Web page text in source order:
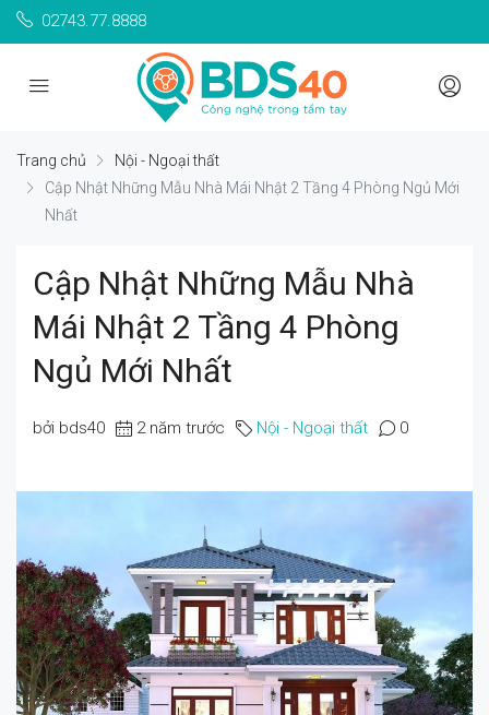
02743.77.8888
Trang chủ
Nội - Ngoại thất
Cập Nhật Những Mẫu Nhà Mái Nhật 2 Tầng 4 Phòng Ngủ Mới
Nhất
Cập Nhật Những Mẫu Nhà
Mái Nhật 2 Tầng 4 Phòng
Ngủ Mới Nhất
bởi bds40 2 năm trước Nội - Ngoại thất 0